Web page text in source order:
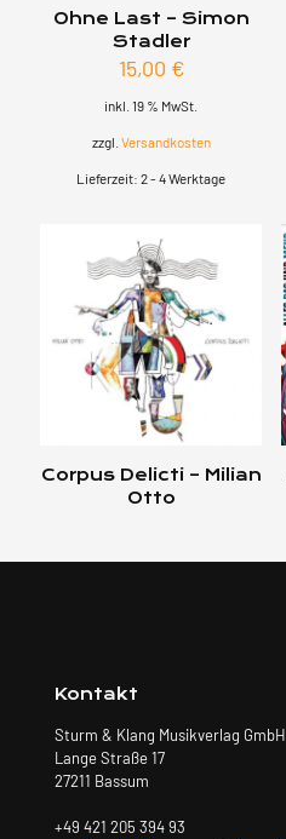
Ohne Last – Simon
Stadler
15,00 €
inkl. 19 % MwSt.
zzgl. Versandkosten
Lieferzeit:2 - 4 Werktage
Corpus Delicti – Milian
Otto
Kontakt
Sturm & Klang Musikverlag GmbH
Lange Straße 17
27211 Bassum
+49 421 205 394 93